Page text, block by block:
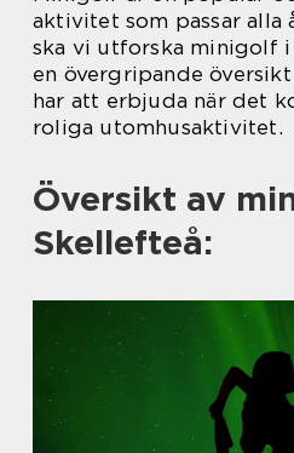
aktivitet som passar alla
ska vi utforska minigolf
en övergripande
har att erbjuda när det
roliga utomhusaktivitet.
Översikt av
Skellefteå: